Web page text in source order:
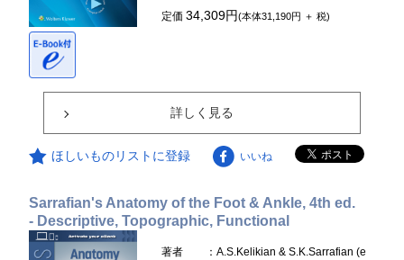
定価34,309円(本体31,190円 ＋ 税)
詳しく見る
ほしいものリストに登録 いいね
Sarrafian's Anatomy of the Foot & Ankle, 4th ed.
- Descriptive, Topographic, Functional
著者
：A.S.Kelikian & S.K.Sarrafian (e